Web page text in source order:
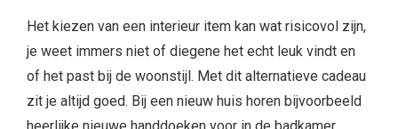
Het kiezen van een interieur item kan wat risicovol zijn,
je weet immers niet of diegene het echt leuk vindt en
of het past bij de woonstijl. Met dit alternatieve cadeau
zit je altijd goed. Bij een nieuw huis horen bijvoorbeeld